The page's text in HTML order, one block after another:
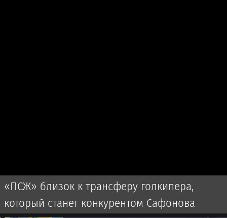
«ПСЖ» близок к трансферу голкипера,
который станет конкурентом Сафонова